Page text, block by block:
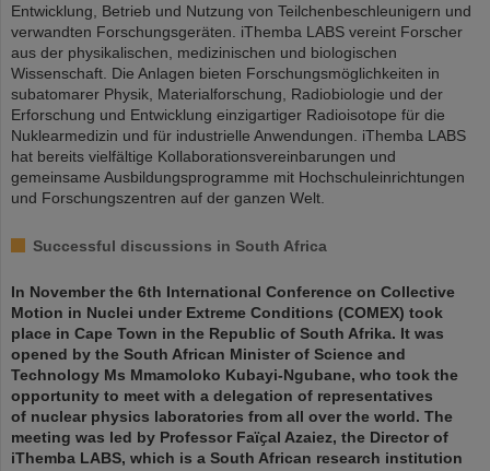
Entwicklung, Betrieb und Nutzung von Teilchenbeschleunigern und
verwandten Forschungsgeräten. iThemba LABS vereint Forscher
aus der physikalischen, medizinischen und biologischen
Wissenschaft. Die Anlagen bieten Forschungsmöglichkeiten in
subatomarer Physik, Materialforschung, Radiobiologie und der
Erforschung und Entwicklung einzigartiger Radioisotope für die
Nuklearmedizin und für industrielle Anwendungen. iThemba LABS
hat bereits vielfältige Kollaborationsvereinbarungen und
gemeinsame Ausbildungsprogramme mit Hochschuleinrichtungen
und Forschungszentren auf der ganzen Welt.
Successful discussions in South Africa
In November the 6th International Conference on Collective
Motion in Nuclei under Extreme Conditions (COMEX) took
place in Cape Town in the Republic of South Afrika. It was
opened by the South African Minister of Science and
Technology Ms Mmamoloko Kubayi-Ngubane, who took the
opportunity to meet with a delegation of representatives
of nuclear physics laboratories from all over the world. The
meeting was led by Professor Faïҫal Azaiez, the Director of
iThemba LABS, which is a South African research institution